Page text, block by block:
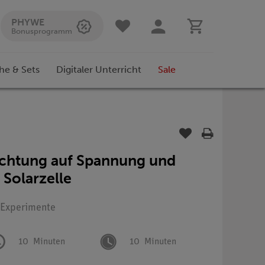
PHYWE
Bonusprogramm
& Sets Digitaler Unterricht Sale
auf Spannung und
10 Minuten 10 Minuten